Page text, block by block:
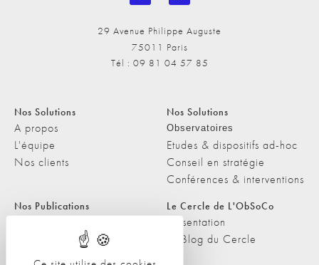
29 Avenue Philippe Auguste
75011 Paris
Tél : 09 81 04 57 85
Nos Solutions
A propos
L'équipe
Nos clients
Nos Solutions
Observatoires
Etudes & dispositifs ad-hoc
Conseil en stratégie
Conférences & interventions
Nos Publications
Les Podcasts de L'ObSoCo
L'ObSoCo dans les médias
Le Cercle de L'ObSoCo
Présentation
Le Blog du Cercle